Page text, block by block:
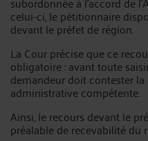
celui-ci, le pétitionnaire
devant le préfet de région.
La Cour précise que ce
obligatoire : avant toute
demandeur doit contester
administrative compétente.
Ainsi, le recours devant le
préalable de recevabilité du